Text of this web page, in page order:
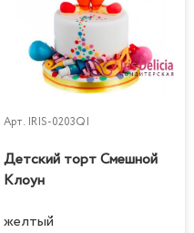
Арт. IRIS-0203QI
Детский торт Смешной
Клоун
желтый